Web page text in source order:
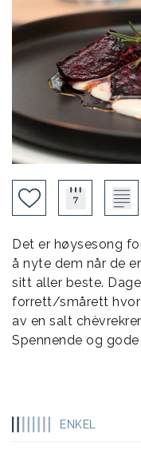
Det er høysesong
å nyte dem når de
sitt aller beste.
forrett/smårett hvor
av en salt
Spennende og
ENKEL